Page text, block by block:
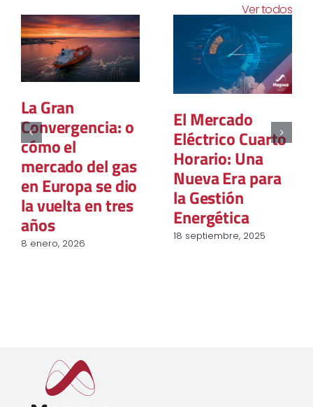
Ver todos
La Gran
Convergencia: o
cómo el
mercado del gas
en Europa se dio
la vuelta en tres
años
8 enero, 2026
El Mercado
Eléctrico Cuarto
Horario: Una
Nueva Era para
la Gestión
Energética
18 septiembre, 2025